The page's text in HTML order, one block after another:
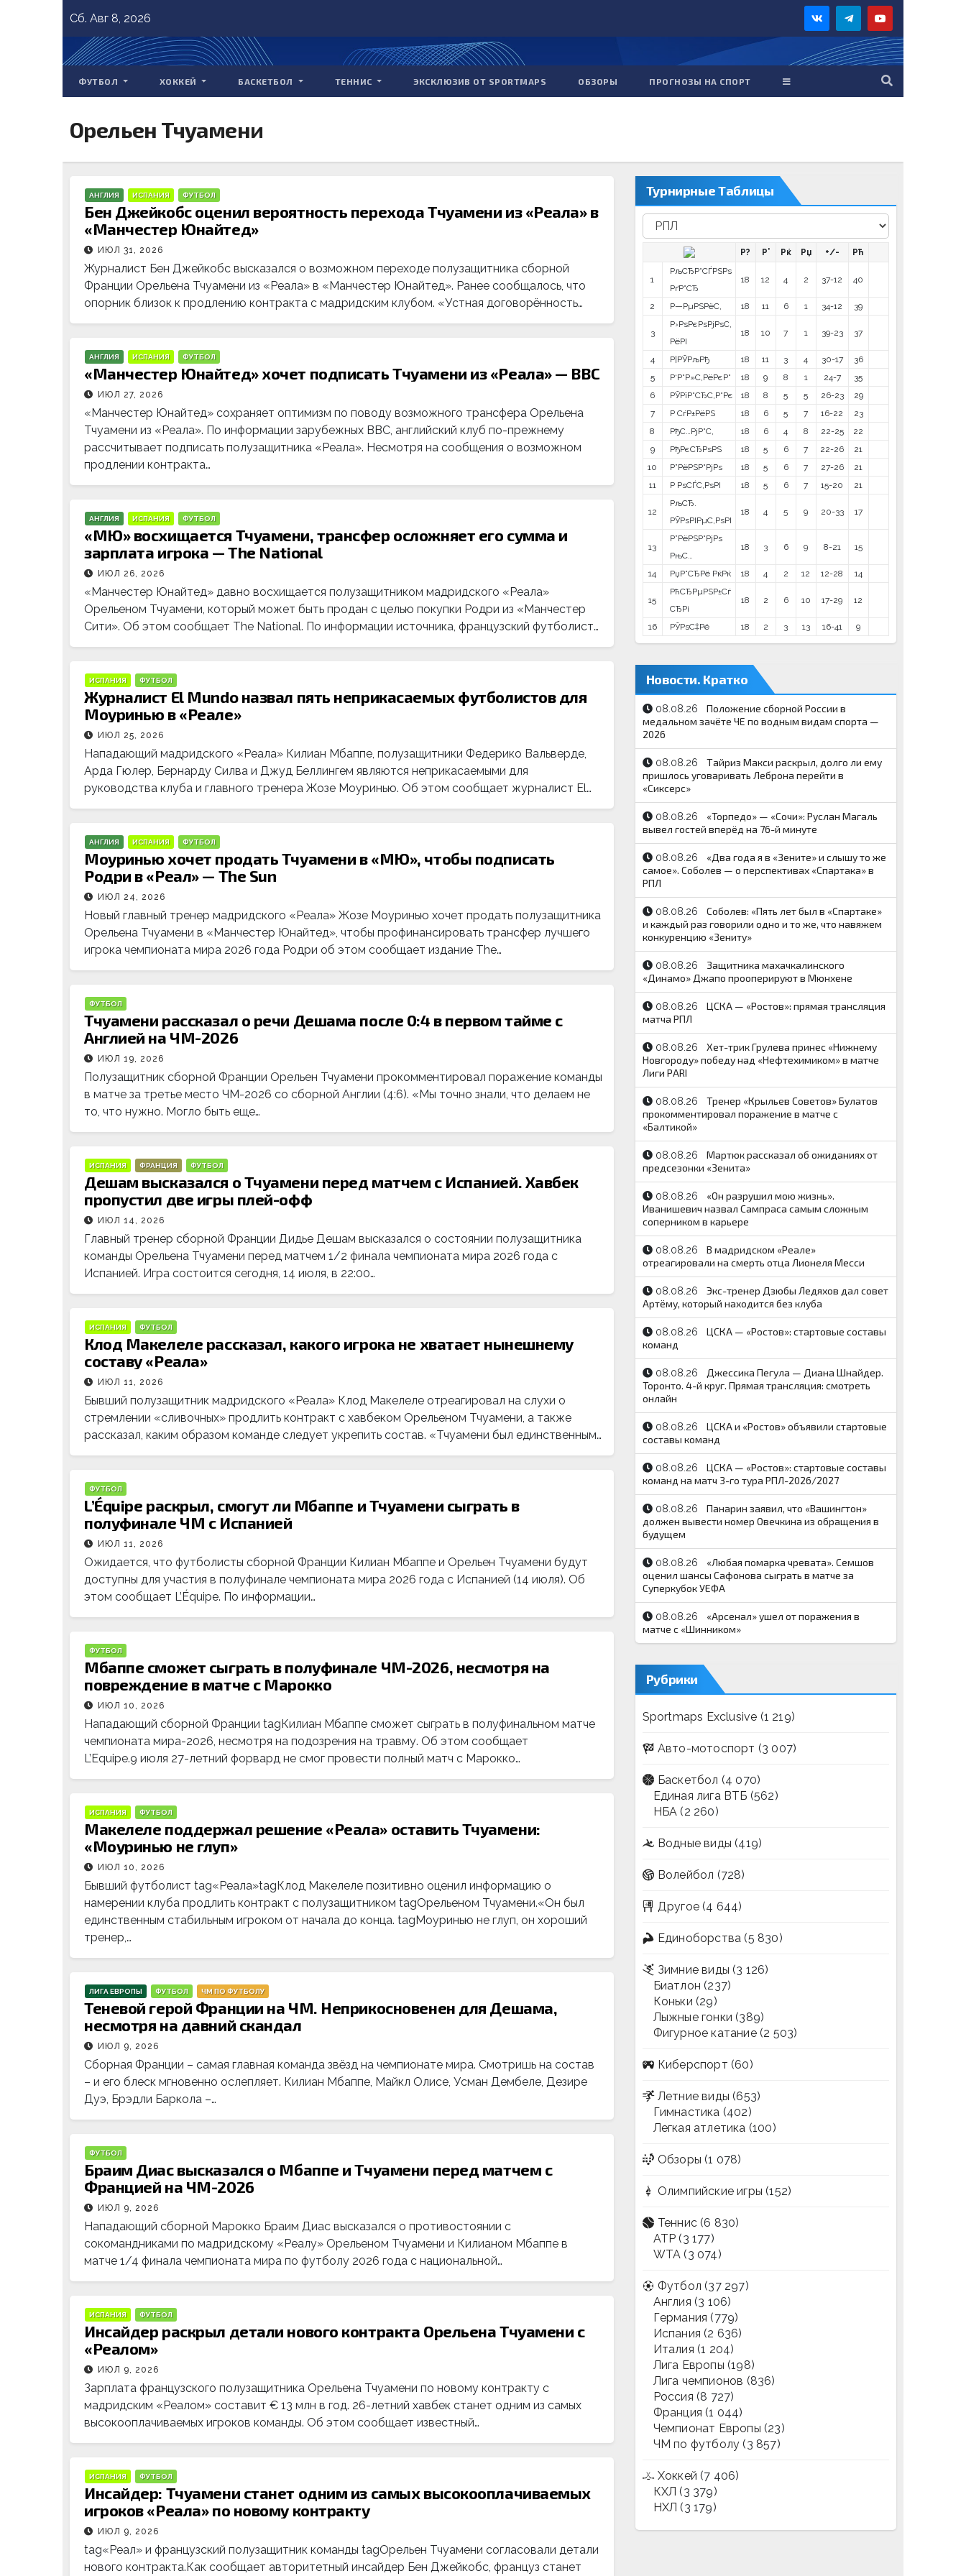
to
content
Сб. Авг 8, 2026
ФУТБОЛ ХОККЕЙ БАСКЕТБОЛ ТЕННИС ЭКСКЛЮЗИВ ОТ SPORTMAPS ОБЗОРЫ ПРОГНОЗЫ НА СПОРТ
Орельен Тчуамени
АНГЛИЯ ИСПАНИЯ ФУТБОЛ
Бен Джейкобс оценил вероятность перехода Тчуамени из «Реала» в
«Манчестер Юнайтед»
ИЮЛ 31, 2026
Журналист Бен Джейкобс высказался о возможном переходе полузащитника сборной
Франции Орельена Тчуамени из «Реала» в «Манчестер Юнайтед». Ранее сообщалось, что
опорник близок к продлению контракта с мадридским клубом. «Устная договорённость…
АНГЛИЯ ИСПАНИЯ ФУТБОЛ
«Манчестер Юнайтед» хочет подписать Тчуамени из «Реала» — ВВС
ИЮЛ 27, 2026
«Манчестер Юнайтед» сохраняет оптимизм по поводу возможного трансфера Орельена
Тчуамени из «Реала». По информации зарубежных ВВС, английский клуб по-прежнему
рассчитывает подписать полузащитника «Реала». Несмотря на сообщения о возможном
продлении контракта…
АНГЛИЯ ИСПАНИЯ ФУТБОЛ
«МЮ» восхищается Тчуамени, трансфер осложняет его сумма и
зарплата игрока — The National
ИЮЛ 26, 2026
«Манчестер Юнайтед» давно восхищается полузащитником мадридского «Реала»
Орельеном Тчуамени, который может быть продан с целью покупки Родри из «Манчестер
Сити». Об этом сообщает The National. По информации источника, французский футболист…
ИСПАНИЯ ФУТБОЛ
Журналист El Mundo назвал пять неприкасаемых футболистов для
Моуринью в «Реале»
ИЮЛ 25, 2026
Нападающий мадридского «Реала» Килиан Мбаппе, полузащитники Федерико Вальверде,
Арда Гюлер, Бернарду Силва и Джуд Беллингем являются неприкасаемыми для
руководства клуба и главного тренера Жозе Моуринью. Об этом сообщает журналист El…
АНГЛИЯ ИСПАНИЯ ФУТБОЛ
Моуринью хочет продать Тчуамени в «МЮ», чтобы подписать
Родри в «Реал» — The Sun
ИЮЛ 24, 2026
Новый главный тренер мадридского «Реала» Жозе Моуринью хочет продать полузащитника
Орельена Тчуамени в «Манчестер Юнайтед», чтобы профинансировать трансфер лучшего
игрока чемпионата мира 2026 года Родри об этом сообщает издание The…
ФУТБОЛ
Тчуамени рассказал о речи Дешама после 0:4 в первом тайме с
Англией на ЧМ-2026
ИЮЛ 19, 2026
Полузащитник сборной Франции Орельен Тчуамени прокомментировал поражение команды
в матче за третье место ЧМ-2026 со сборной Англии (4:6). «Мы точно знали, что делаем не
то, что нужно. Могло быть еще…
ИСПАНИЯ ФРАНЦИЯ ФУТБОЛ
Дешам высказался о Тчуамени перед матчем с Испанией. Хавбек
пропустил две игры плей-офф
ИЮЛ 14, 2026
Главный тренер сборной Франции Дидье Дешам высказался о состоянии полузащитника
команды Орельена Тчуамени перед матчем 1/2 финала чемпионата мира 2026 года с
Испанией. Игра состоится сегодня, 14 июля, в 22:00…
ИСПАНИЯ ФУТБОЛ
Клод Макелеле рассказал, какого игрока не хватает нынешнему
составу «Реала»
ИЮЛ 11, 2026
Бывший полузащитник мадридского «Реала» Клод Макелеле отреагировал на слухи о
стремлении «сливочных» продлить контракт с хавбеком Орельеном Тчуамени, а также
рассказал, каким образом команде следует укрепить состав. «Тчуамени был единственным…
ФУТБОЛ
L’Équipe раскрыл, смогут ли Мбаппе и Тчуамени сыграть в
полуфинале ЧМ с Испанией
ИЮЛ 11, 2026
Ожидается, что футболисты сборной Франции Килиан Мбаппе и Орельен Тчуамени будут
доступны для участия в полуфинале чемпионата мира 2026 года с Испанией (14 июля). Об
этом сообщает L’Équipe. По информации…
ФУТБОЛ
Мбаппе сможет сыграть в полуфинале ЧМ-2026, несмотря на
повреждение в матче с Марокко
ИЮЛ 10, 2026
Нападающий сборной Франции tagКилиан Мбаппе сможет сыграть в полуфинальном матче
чемпионата мира-2026, несмотря на подозрения на травму. Об этом сообщает
L’Equipe.9 июля 27-летний форвард не смог провести полный матч с Марокко…
ИСПАНИЯ ФУТБОЛ
Макелеле поддержал решение «Реала» оставить Тчуамени:
«Моуринью не глуп»
ИЮЛ 10, 2026
Бывший футболист tag«Реала»tagКлод Макелеле позитивно оценил информацию о
намерении клуба продлить контракт с полузащитником tagОрельеном Тчуамени.«Он был
единственным стабильным игроком от начала до конца. tagМоуринью не глуп, он хороший
тренер,…
ЛИГА ЕВРОПЫ ФУТБОЛ ЧМ ПО ФУТБОЛУ
Теневой герой Франции на ЧМ. Неприкосновенен для Дешама,
несмотря на давний скандал
ИЮЛ 9, 2026
Сборная Франции – самая главная команда звёзд на чемпионате мира. Смотришь на состав
– и его блеск мгновенно ослепляет. Килиан Мбаппе, Майкл Олисе, Усман Дембеле, Дезире
Дуэ, Брэдли Баркола –…
ФУТБОЛ
Браим Диас высказался о Мбаппе и Тчуамени перед матчем с
Францией на ЧМ-2026
ИЮЛ 9, 2026
Нападающий сборной Марокко Браим Диас высказался о противостоянии с
сокомандниками по мадридскому «Реалу» Орельеном Тчуамени и Килианом Мбаппе в
матче 1/4 финала чемпионата мира по футболу 2026 года с национальной…
ИСПАНИЯ ФУТБОЛ
Инсайдер раскрыл детали нового контракта Орельена Тчуамени с
«Реалом»
ИЮЛ 9, 2026
Зарплата французского полузащитника Орельена Тчуамени по новому контракту с
мадридским «Реалом» составит € 13 млн в год. 26-летний хавбек станет одним из самых
высокооплачиваемых игроков команды. Об этом сообщает известный…
ИСПАНИЯ ФУТБОЛ
Инсайдер: Тчуамени станет одним из самых высокооплачиваемых
игроков «Реала» по новому контракту
ИЮЛ 9, 2026
tag«Реал» и французский полузащитник команды tagОрельен Тчуамени согласовали детали
нового контракта.Как сообщает авторитетный инсайдер Бен Джейкобс, француз станет
Турнирные Таблицы
Р? Р’ Рќ Рџ +/- Рћ
1
РљСЂР°СЃРЅРѕ
РґР°СЂ
18 12 4 2 37-12 40
2 Р—РµРЅРёС‚ 18 11 6 1 34-12 39
3
Р›РѕРєРѕРјРѕС‚
РёРІ
18 10 7 1 39-23 37
4 Р¦РЎРљРђ 18 11 3 4 30-17
36
5
Р‘Р°Р»С‚РёРєР° 18 9 8 1 24-7
35
6
РЎРїР°СЂС‚Р°Рє 18 8 5 5 26-23
29
7
Р СѓР±РёРЅ 18 6 5 7 16-22
23
8
РђС…РјР°С‚ 18 6 4 8 22-25
22
9
РђРєСЂРѕРЅ 18 5 6 7 22-26
21
10
Р”РёРЅР°РјРѕ 18 5 6 7 27-26
21
11
Р РѕСЃС‚РѕРІ 18 5 6 7 15-20 21
12
РљСЂ.
РЎРѕРІРµС‚РѕРІ
18 4 5 9 20-33 17
13
Р”РёРЅР°РјРѕ
РњС…
18 3 6 9 8-21 15
14 РџР°СЂРё РќРќ 18 4 2 12 12-28 14
15
РћСЂРµРЅР±Сѓ
СЂРі
18 2 6 10 17-29 12
16 РЎРѕС‡Рё 18 2 3 13 16-41 9
Новости. Кратко
08.08.26
Положение сборной России в
медальном зачёте ЧЕ по водным видам спорта —
2026
08.08.26
Тайриз Макси раскрыл, долго ли ему
пришлось уговаривать Леброна перейти в
«Сиксерс»
08.08.26
«Торпедо» — «Сочи»: Руслан Магаль
вывел гостей вперёд на 76-й минуте
08.08.26
«Два года я в «Зените» и слышу то же
самое». Соболев — о перспективах «Спартака» в
РПЛ
08.08.26
Соболев: «Пять лет был в «Спартаке»
и каждый раз говорили одно и то же, что навяжем
конкуренцию «Зениту»
08.08.26
Защитника махачкалинского
«Динамо» Джапо прооперируют в Мюнхене
08.08.26
ЦСКА — «Ростов»: прямая трансляция
матча РПЛ
08.08.26
Хет-трик Грулева принес «Нижнему
Новгороду» победу над «Нефтехимиком» в матче
Лиги PARI
08.08.26
Тренер «Крыльев Советов» Булатов
прокомментировал поражение в матче с
«Балтикой»
08.08.26
Мартюк рассказал об ожиданиях от
предсезонки «Зенита»
08.08.26
«Он разрушил мою жизнь».
Иванишевич назвал Сампраса самым сложным
соперником в карьере
08.08.26
В мадридском «Реале»
отреагировали на смерть отца Лионеля Месси
08.08.26
Экс-тренер Дзюбы Ледяхов дал совет
Артёму, который находится без клуба
08.08.26
ЦСКА — «Ростов»: стартовые составы
команд
08.08.26
Джессика Пегула — Диана Шнайдер.
Торонто. 4-й круг. Прямая трансляция: смотреть
онлайн
08.08.26
ЦСКА и «Ростов» объявили стартовые
составы команд
08.08.26
ЦСКА — «Ростов»: стартовые составы
команд на матч 3-го тура РПЛ-2026/2027
08.08.26
Панарин заявил, что «Вашингтон»
должен вывести номер Овечкина из обращения в
будущем
08.08.26
«Любая помарка чревата». Семшов
оценил шансы Сафонова сыграть в матче за
Суперкубок УЕФА
08.08.26
«Арсенал» ушел от поражения в
матче с «Шинником»
Рубрики
Sportmaps Exclusive (1 219)
Авто-мотоспорт (3 007)
Баскетбол (4 070)
Единая лига ВТБ (562)
НБА (2 260)
Водные виды (419)
Волейбол (728)
Другое (4 644)
Единоборства (5 830)
Зимние виды (3 126)
Биатлон (237)
Коньки (29)
Лыжные гонки (389)
Фигурное катание(2 503)
Киберспорт (60)
Летние виды (653)
Гимнастика (402)
Легкая атлетика (100)
Обзоры (1 078)
Олимпийские игры (152)
Теннис (6 830)
ATP (3 177)
WTA (3 074)
Футбол (37 297)
Англия (3 106)
Германия (779)
Испания (2 636)
Италия (1 204)
Лига Европы (198)
Лига чемпионов (836)
Россия (8 727)
Франция (1 044)
Чемпионат Европы (23)
ЧМ по футболу (3 857)
Хоккей (7 406)
КХЛ (3 379)
НХЛ (3 179)